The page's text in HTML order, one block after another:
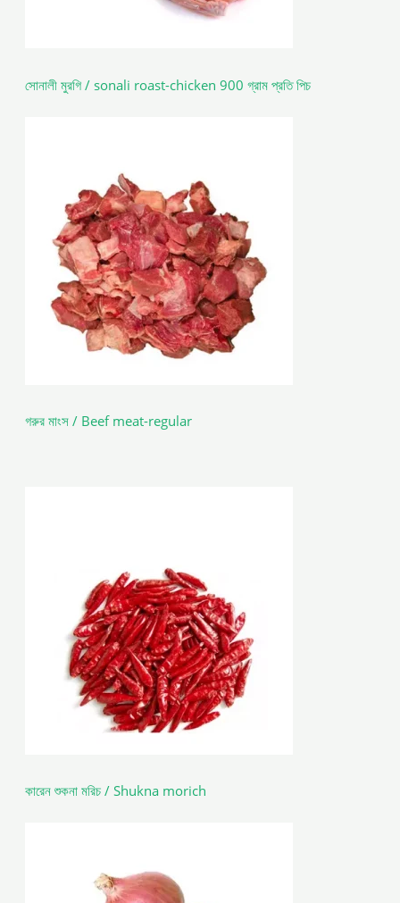
সোনালী মুরগি / sonali roast-chicken 900 গ্রাম প্রতি পিচ
গরুর মাংস / Beef meat-regular
কারেন শুকনা মরিচ / Shukna morich